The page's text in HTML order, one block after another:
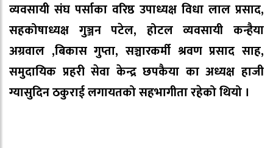
व्यवसायी संघ पर्साका वरिष्ठ उपाध्यक्ष विधा लाल प्रसाद,
सहकोषाध्यक्ष गुञ्जन पटेल, होटल व्यवसायी कन्हैया
अग्रवाल ,बिकास गुप्ता, सञ्चारकर्मी श्रवण प्रसाद साह,
समुदायिक प्रहरी सेवा केन्द्र छपकैया का अध्यक्ष हाजी
ग्यासुदिन ठकुराई लगायतको सहभागीता रहेको थियो ।